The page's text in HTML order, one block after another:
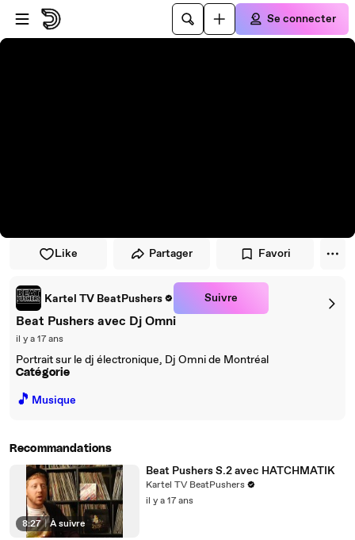
Passer au player
Passer au contenu principal
Se connecter
Like Partager Favori
Kartel TV BeatPushers Suivre
Beat Pushers avec Dj Omni
il y a 17 ans
Portrait sur le dj électronique, Dj Omni de Montréal
Catégorie
🎵 Musique
Recommandations
8:27 | À suivre
Beat Pushers S.2 avec HATCHMATIK
Kartel TV BeatPushers
il y a 17 ans